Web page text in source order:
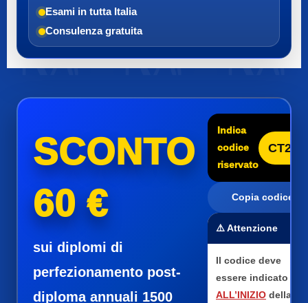
Esami in tutta Italia
Consulenza gratuita
SCONTO
60 €
sui diplomi di
perfezionamento post-
diploma annuali 1500
Indica
codice
riservato
CT25
Copia codice
⚠️ Attenzione
Il codice deve
essere indicato
ALL’INIZIO della